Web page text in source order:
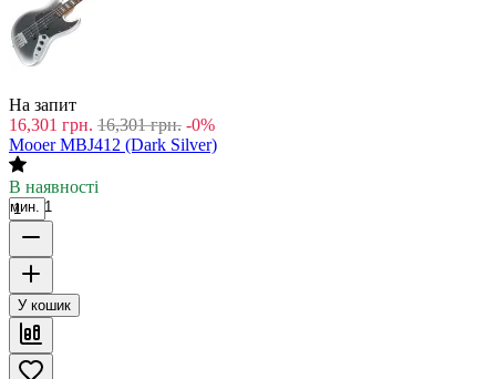
На запит
16,301 грн. 16,301 грн. -0%
Mooer MBJ412 (Dark Silver)
В наявності
мин. 1
У кошик